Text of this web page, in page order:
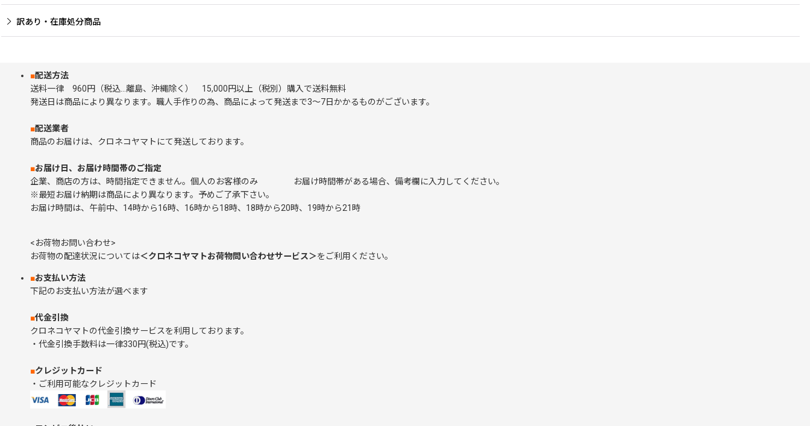
訳あり・在庫処分商品
■配送方法
送料一律 960円（税込…離島、沖縄除く） 15,000円以上（税別）購入で送料無料
発送日は商品により異なります。職人手作りの為、商品によって発送まで3～7日かかるものがございます。
■配送業者
商品のお届けは、クロネコヤマトにて発送しております。
■お届け日、お届け時間帯のご指定
企業、商店の方は、時間指定できません。個人のお客様のみ お届け時間帯がある場合、備考欄に入力してください。
※最短お届け納期は商品により異なります。予めご了承下さい。
お届け時間は、午前中、14時から16時、16時から18時、18時から20時、19時から21時
<お荷物お問い合わせ>
お荷物の配達状況については＜クロネコヤマトお荷物問い合わせサービス＞をご利用ください。
■お支払い方法
下記のお支払い方法が選べます
■代金引換
クロネコヤマトの代金引換サービスを利用しております。
・代金引換手数料は一律330円(税込)です。
■クレジットカード
・ご利用可能なクレジットカード